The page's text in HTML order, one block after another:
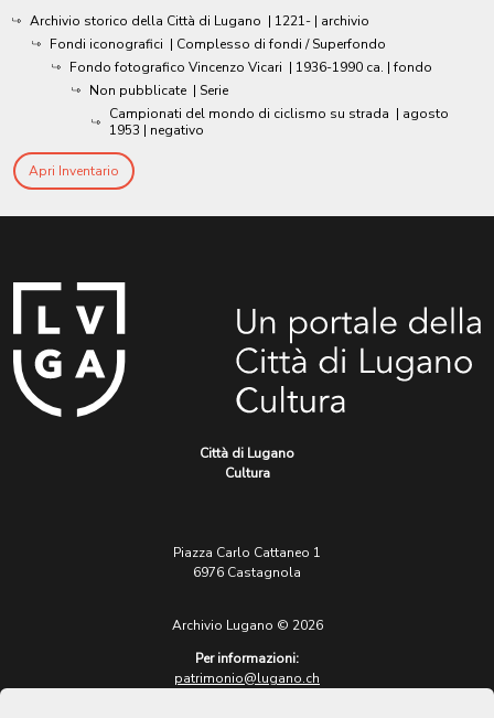
Archivio storico della Città di Lugano | 1221- | archivio
Fondi iconografici | Complesso di fondi / Superfondo
Fondo fotografico Vincenzo Vicari | 1936-1990 ca. | fondo
Non pubblicate | Serie
Campionati del mondo di ciclismo su strada | agosto
1953 | negativo
Apri Inventario
Città di Lugano
Cultura
Piazza Carlo Cattaneo 1
6976 Castagnola
Archivio Lugano © 2026
Per informazioni:
patrimonio@lugano.ch